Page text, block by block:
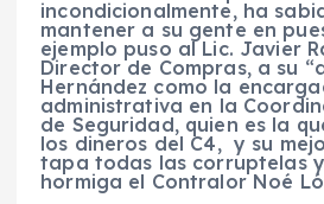
incondicionalmente, ha
mantener a su gente en
ejemplo puso al Lic. Javier
Director de Compras, a su
Hernández como la
administrativa en la
de Seguridad, quien es la
los dineros del C4, y su
tapa todas las corruptelas
hormiga el Contralor Noé